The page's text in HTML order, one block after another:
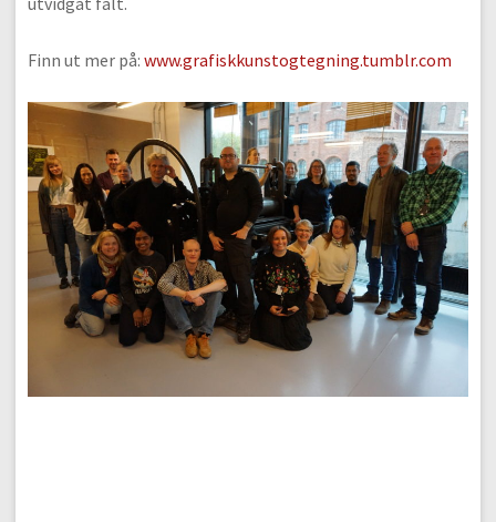
Finn ut mer på: www.grafiskkunstogtegning.tumblr.com